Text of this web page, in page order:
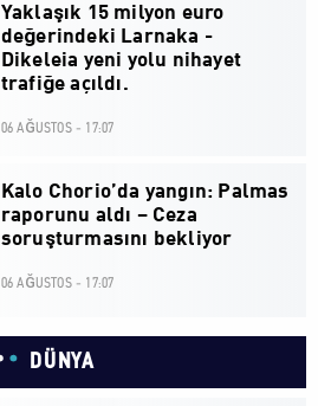
Yaklaşık 15 milyon euro
değerindeki Larnaka -
Dikeleia yeni yolu nihayet
trafiğe açıldı.
06 AĞUSTOS - 17:07
Kalo Chorio’da yangın: Palmas
raporunu aldı – Ceza
soruşturmasını bekliyor
06 AĞUSTOS - 17:07
DÜNYA